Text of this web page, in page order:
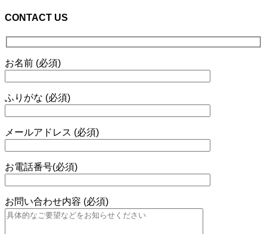
CONTACT US
お名前 (必須)
ふりがな (必須)
メールアドレス (必須)
お電話番号(必須)
お問い合わせ内容 (必須)